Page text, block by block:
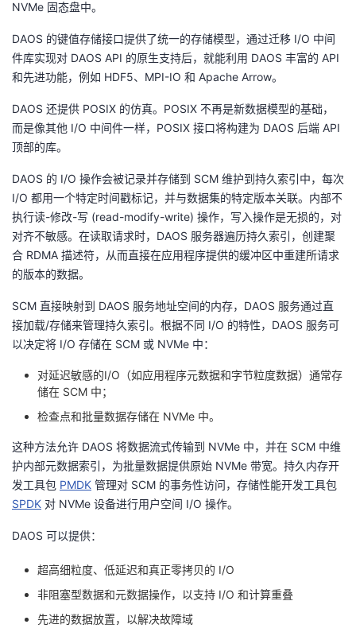
课
程
的
认
证
我
的
实
验
我
的
收
术
支
持
云
声
建
议
NVMe 固态盘中。
DAOS 的键值存储接口提供了统一的存储模型，通过迁移 I/O 中间
件库实现对 DAOS API 的原生支持后，就能利用 DAOS 丰富的 API
和先进功能，例如 HDF5、MPI-IO 和 Apache Arrow。
DAOS 还提供 POSIX 的仿真。POSIX 不再是新数据模型的基础，
而是像其他 I/O 中间件一样，POSIX 接口将构建为 DAOS 后端 API
顶部的库。
DAOS 的 I/O 操作会被记录并存储到 SCM 维护到持久索引中，每次
I/O 都用一个特定时间戳标记，并与数据集的特定版本关联。内部不
执行读-修改-写 (read-modify-write) 操作，写入操作是无损的，对
对齐不敏感。在读取请求时，DAOS 服务器遍历持久索引，创建聚
合 RDMA 描述符，从而直接在应用程序提供的缓冲区中重建所请求
的版本的数据。
SCM 直接映射到 DAOS 服务地址空间的内存，DAOS 服务通过直
接加载/存储来管理持久索引。根据不同 I/O 的特性，DAOS 服务可
以决定将 I/O 存储在 SCM 或 NVMe 中：
对延迟敏感的I/O（如应用程序元数据和字节粒度数据）通常存
储在 SCM 中；
检查点和批量数据存储在 NVMe 中。
这种方法允许 DAOS 将数据流式传输到 NVMe 中，并在 SCM 中维
护内部元数据索引，为批量数据提供原始 NVMe 带宽。持久内存开
发工具包 PMDK 管理对 SCM 的事务性访问，存储性能开发工具包
SPDK 对 NVMe 设备进行用户空间 I/O 操作。
DAOS 可以提供：
超高细粒度、低延迟和真正零拷贝的 I/O
非阻塞型数据和元数据操作，以支持 I/O 和计算重叠
先进的数据放置，以解决故障域